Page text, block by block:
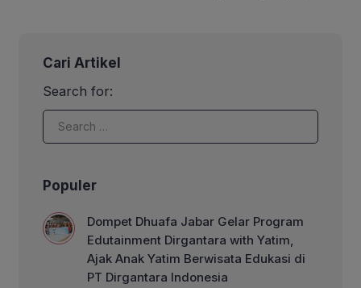
Cari Artikel
Search for:
Populer
Dompet Dhuafa Jabar Gelar Program
Edutainment Dirgantara with Yatim,
Ajak Anak Yatim Berwisata Edukasi di
PT Dirgantara Indonesia